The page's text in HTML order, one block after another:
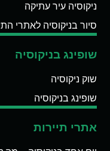
ניקוסיה עיר עתיקה
סיור בניקוסיה לאתרי
שופינג בניקוסיה
שוק ניקוסיה
שופינג בניקוסיה
אתרי תיירות